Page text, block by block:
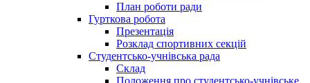
План роботи ради
Гурткова робота
Презентація
Розклад спортивних секцій
Студентсько-учнівська рада
Склад